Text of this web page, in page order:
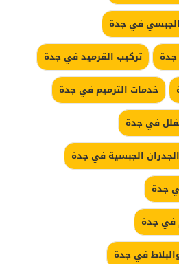
في جدة
جدة
تركيب القرميد في جدة
خدمات الترميم في جدة
في جدة
الجبسية في جدة
جدة
في جدة
في جدة